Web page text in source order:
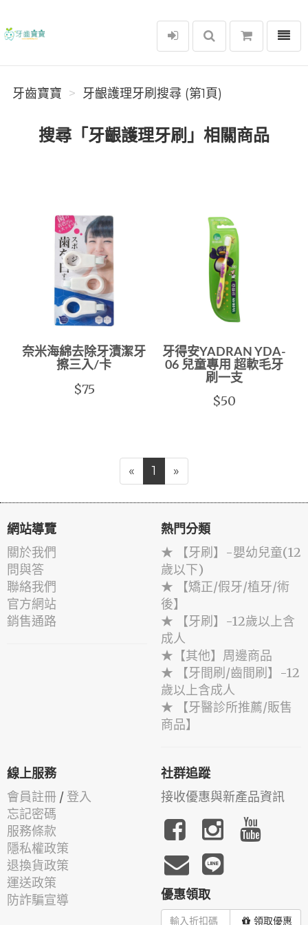
牙齒寶寶
選單
牙齒寶寶 牙齦護理牙刷搜尋 (第1頁)
搜尋「牙齦護理牙刷」相關商品
奈米海綿去除牙漬潔牙
擦三入/卡
$75
牙得安YADRAN YDA-
06 兒童專用 超軟毛牙
刷一支
$50
« 1 »
網站導覽
關於我們
問與答
聯絡我們
官方網站
銷售通路
熱門分類
★ 【牙刷】-嬰幼兒童(12
歲以下)
★ 【矯正/假牙/植牙/術
後】
★ 【牙刷】-12歲以上含
成人
★【其他】周邊商品
★ 【牙間刷/齒間刷】-12
歲以上含成人
★ 【牙醫診所推薦/販售
商品】
線上服務
會員註冊 / 登入
忘記密碼
服務條款
隱私權政策
退換貨政策
運送政策
防詐騙宣導
社群追蹤
接收優惠與新產品資訊
優惠領取
領取優惠